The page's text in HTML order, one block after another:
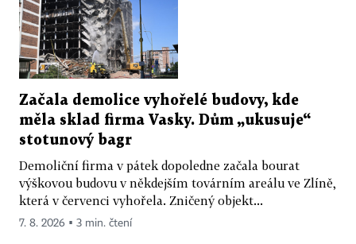
Začala demolice vyhořelé budovy, kde
měla sklad firma Vasky. Dům „ukusuje“
stotunový bagr
Demoliční firma v pátek dopoledne začala bourat
výškovou budovu v někdejším továrním areálu ve Zlíně,
která v červenci vyhořela. Zničený objekt...
7. 8. 2026 ▪ 3 min. čtení